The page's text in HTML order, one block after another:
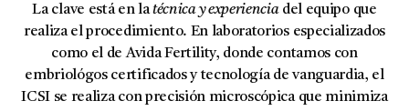
La clave está en latécnica y experienciadel equipo que
realiza el procedimiento. En laboratorios especializados
como el de Avida Fertility, donde contamos con
embriológos certificados y tecnología de vanguardia, el
ICSI se realiza con precisión microscópica que minimiza